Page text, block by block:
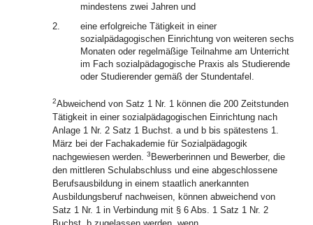
mindestens zwei Jahren und
2.
eine erfolgreiche Tätigkeit in einer
sozialpädagogischen Einrichtung von weiteren sechs
Monaten oder regelmäßige Teilnahme am Unterricht
im Fach sozialpädagogische Praxis als Studierende
oder Studierender gemäß der Stundentafel.
2Abweichend von Satz 1 Nr. 1 können die 200 Zeitstunden
Tätigkeit in einer sozialpädagogischen Einrichtung nach
Anlage 1 Nr. 2 Satz 1 Buchst. a und b bis spätestens 1.
März bei der Fachakademie für Sozialpädagogik
nachgewiesen werden. 3 Bewerberinnen und Bewerber, die
den mittleren Schulabschluss und eine abgeschlossene
Berufsausbildung in einem staatlich anerkannten
Ausbildungsberuf nachweisen, können abweichend von
Satz 1 Nr. 1 in Verbindung mit § 6 Abs. 1 Satz 1 Nr. 2